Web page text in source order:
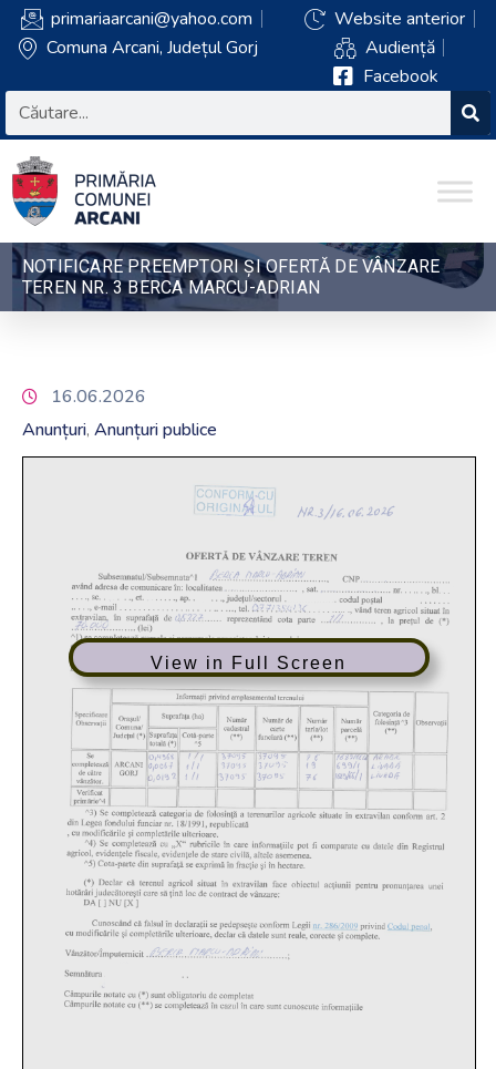
primariaarcani@yahoo.com
Comuna Arcani, Județul Gorj
Website anterior
Audiență
Facebook
NOTIFICARE PREEMPTORI ȘI OFERTĂ DE VÂNZARE
TEREN NR. 3 BERCA MARCU-ADRIAN
16.06.2026
Anunțuri‚ Anunțuri publice
View in Full Screen